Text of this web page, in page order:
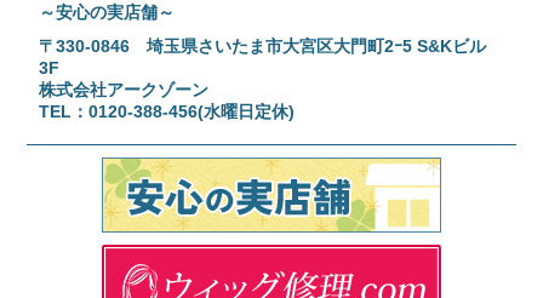
～安心の実店舗～
〒330-0846 埼玉県さいたま市大宮区大門町2ｰ5 S&Kビル
3F
株式会社アークゾーン
TEL：0120-388-456(水曜日定休)